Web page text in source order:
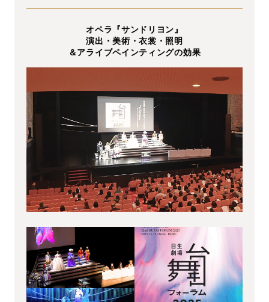
オペラ『サンドリヨン』
演出・美術・衣裳・照明
＆アライブペインティングの効果